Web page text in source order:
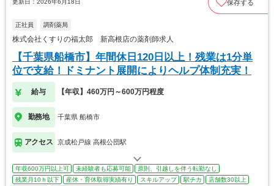
保存する
正社員 調剤薬局
株式会社くすりの福太郎 新高根店の薬剤師求人
【千葉県船橋市】年間休日120日以上！残業は1分単
位で支給！ドミナント展開によりヘルプ体制充実！
給与 【年収】460万円～600万円程度
勤務地 千葉県 船橋市
アクセス 京成松戸線 高根公団駅
年収600万円以上可 未経験者も応募可能
原則、引越しを伴う転勤なし
残業月10ｈ以下
産休・育休取得実績有り スキルアップ 駅チカ
店舗数30以上